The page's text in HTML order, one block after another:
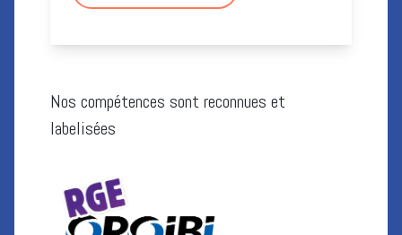
Nos compétences sont reconnues et
labelisées